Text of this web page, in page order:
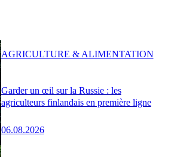
Garder un œil sur la Russie : les
agriculteurs finlandais en première ligne
06.08.2026
AGRICULTURE & ALIMENTATION